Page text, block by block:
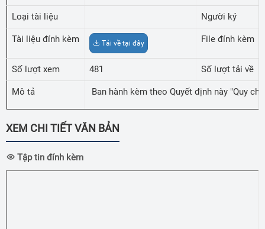
Loại tài liệu Người ký
Tài liệu đính kèm Tải về tại đây File đính kèm
Số lượt xem 481 Số lượt tải về
Mô tả Ban hành kèm theo Quyết định này "Quy
XEM CHI TIẾT VĂN BẢN
Tập tin đính kèm